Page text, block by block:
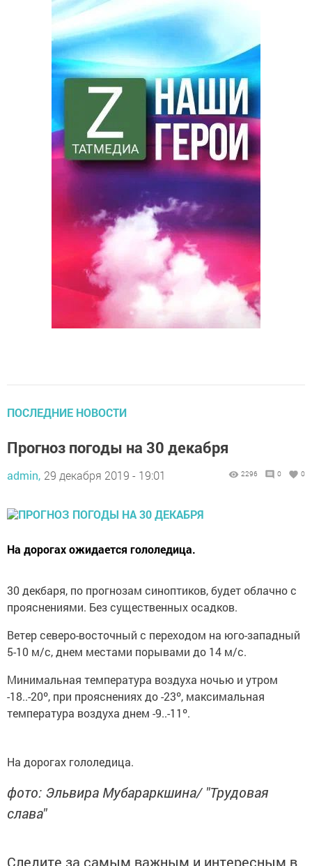
ПОСЛЕДНИЕ НОВОСТИ
Прогноз погоды на 30 декабря
admin, 29 декабря 2019 - 19:01 2296 0 0
На дорогах ожидается гололедица.
30 декбаря, по прогнозам синоптиков, будет облачно с
прояснениями. Без существенных осадков.
Ветер северо-восточный с переходом на юго-западный
5-10 м/с, днем местами порывами до 14 м/с.
Минимальная температура воздуха ночью и утром
-18..-20º, при прояснениях до -23º, максимальная
температура воздуха днем -9..-11º.
На дорогах гололедица.
фото: Эльвира Мубараркшина/ "Трудовая
слава"
Следите за самым важным и интересным в